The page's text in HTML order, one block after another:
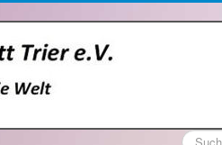
Suchen